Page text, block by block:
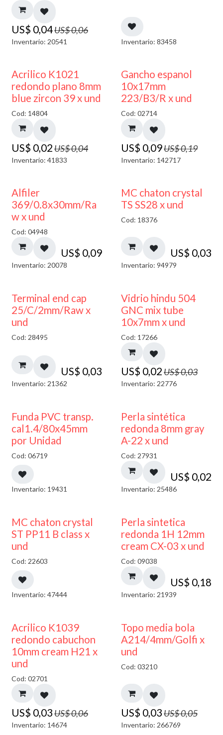
US$ 0,04US$0,06
Inventario: 20541 Inventario: 83458
50% DESCUENTO
Acrilico K1021
redondo plano 8mm
blue zircon 39 x und
Cod: 14804
US$ 0,02US$0,04
Inventario: 41833
50% DESCUENTO
Gancho espanol
10x17mm
223/B3/R x und
Cod: 02714
US$ 0,09US$0,19
Inventario: 142717
Alfiler
369/0.8x30mm/Ra
w x und
Cod: 04948
US$ 0,09
Inventario: 20078
MC chaton crystal
TS SS28 x und
Cod: 18376
US$ 0,03
Inventario: 94979
Terminal end cap
25/C/2mm/Raw x
und
Cod: 28495
US$ 0,03
Inventario: 21362
40% DESCUENTO
Vidrio hindu 504
GNC mix tube
10x7mm x und
Cod: 17266
US$ 0,02US$0,03
Inventario: 22776
Funda PVC transp.
cal1.4/80x45mm
por Unidad
Cod: 06719
Inventario: 19431
Perla sintética
redonda 8mm gray
A-22 x und
Cod: 27931
US$ 0,02
Inventario: 25486
MC chaton crystal
ST PP11 B class x
und
Cod: 22603
Inventario: 47444
Perla sintetica
redonda 1H 12mm
cream CX-03 x und
Cod: 09038
US$ 0,18
Inventario: 21939
50% DESCUENTO
Acrilico K1039
redondo cabuchon
10mm cream H21 x
und
Cod: 02701
US$ 0,03US$0,06
Inventario: 14674
40% DESCUENTO
Topo media bola
A214/4mm/Golfi x
und
Cod: 03210
US$ 0,03US$0,05
Inventario: 266769